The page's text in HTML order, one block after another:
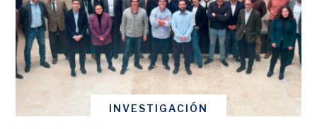
INVESTIGACIÓN